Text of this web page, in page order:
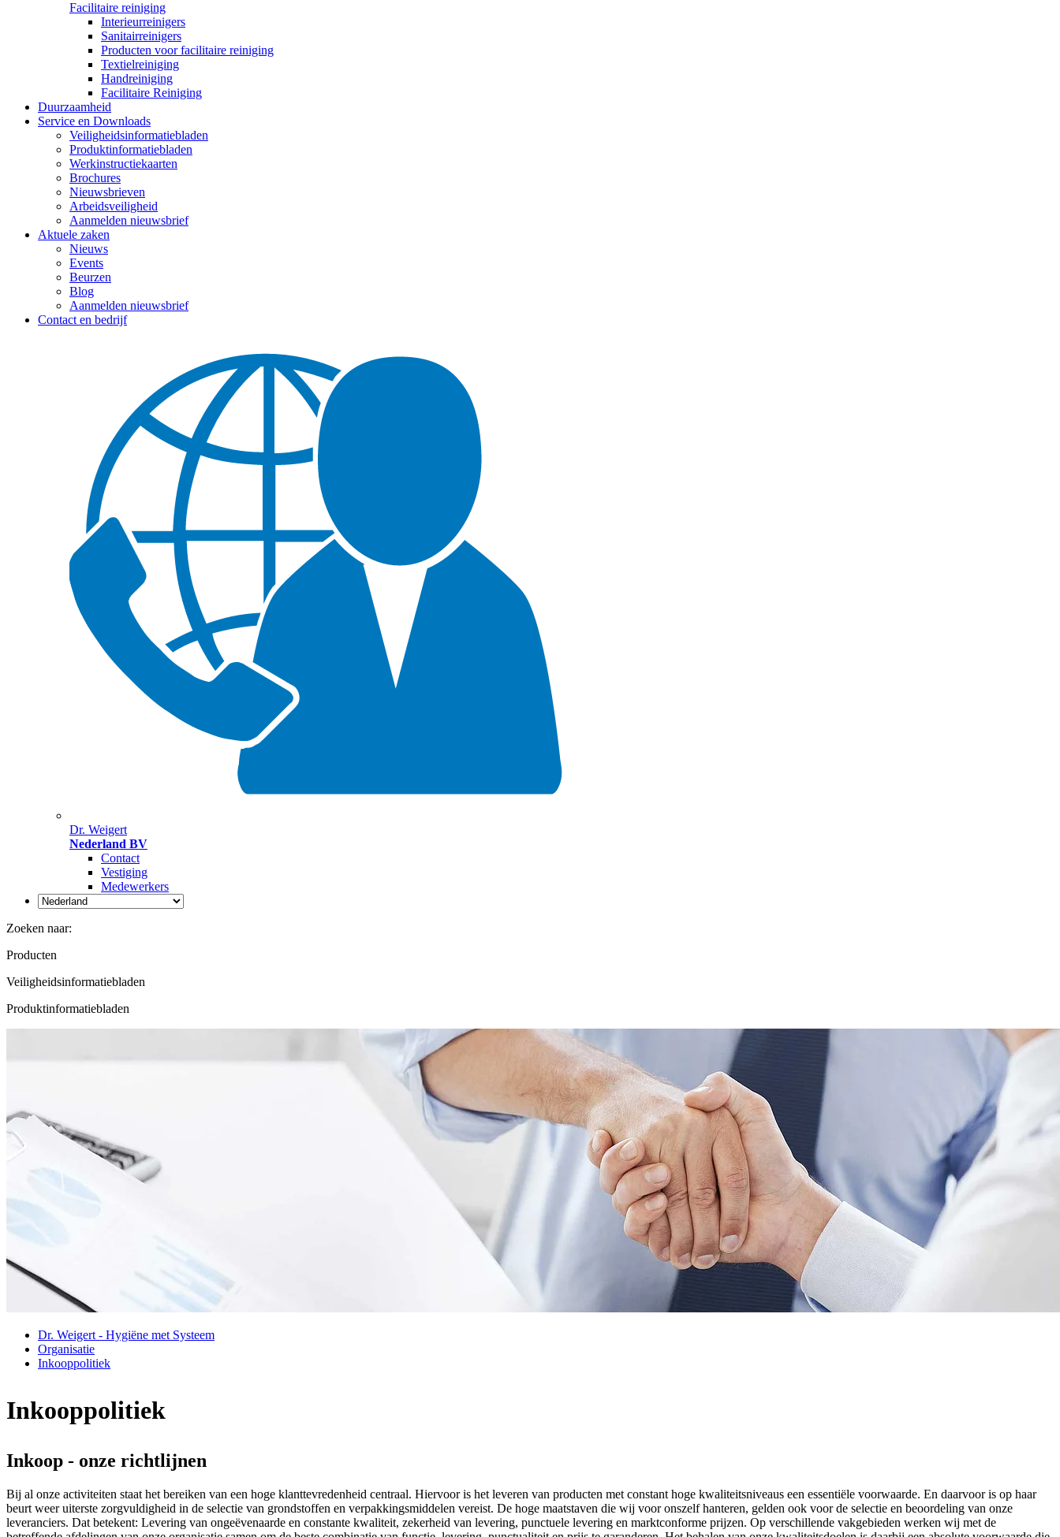
Facilitaire reiniging
Interieurreinigers
Sanitairreinigers
Producten voor facilitaire reiniging
Textielreiniging
Handreiniging
Facilitaire Reiniging
Duurzaamheid
Service en Downloads
Veiligheidsinformatiebladen
Produktinformatiebladen
Werkinstructiekaarten
Brochures
Nieuwsbrieven
Arbeidsveiligheid
Aanmelden nieuwsbrief
Aktuele zaken
Nieuws
Events
Beurzen
Blog
Aanmelden nieuwsbrief
Contact en bedrijf
Dr. Weigert
Nederland BV
Contact
Vestiging
Medewerkers
Zoeken naar:
Producten
Veiligheidsinformatiebladen
Produktinformatiebladen
Dr. Weigert - Hygiëne met Systeem
Organisatie
Inkooppolitiek
Inkooppolitiek
Inkoop - onze richtlijnen
Bij al onze activiteiten staat het bereiken van een hoge klanttevredenheid centraal. Hiervoor is het leveren van producten met constant hoge kwaliteitsniveaus een essentiële voorwaarde. En daarvoor is op haar
beurt weer uiterste zorgvuldigheid in de selectie van grondstoffen en verpakkingsmiddelen vereist. De hoge maatstaven die wij voor onszelf hanteren, gelden ook voor de selectie en beoordeling van onze
leveranciers. Dat betekent: Levering van ongeëvenaarde en constante kwaliteit, zekerheid van levering, punctuele levering en marktconforme prijzen. Op verschillende vakgebieden werken wij met de